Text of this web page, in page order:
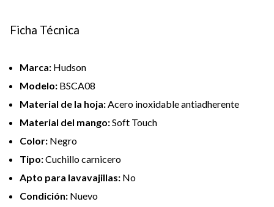
Ficha Técnica
Marca: Hudson
Modelo: BSCA08
Material de la hoja: Acero inoxidable antiadherente
Material del mango:Soft Touch
Color: Negro
Tipo:Cuchillo carnicero
Apto para lavavajillas: No
Condición: Nuevo